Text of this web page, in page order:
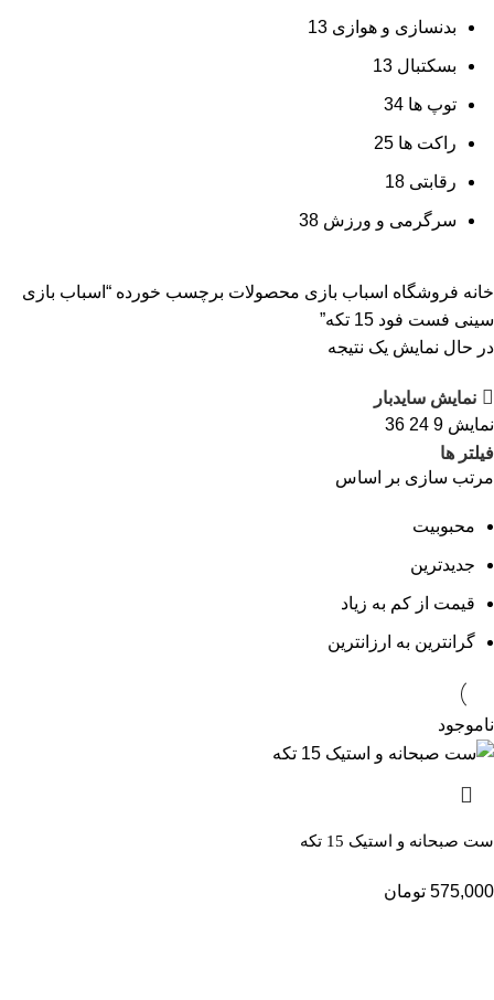
بدنسازی و هوازی 13
بسکتبال 13
توپ ها 34
راکت ها 25
رقابتی 18
سرگرمی و ورزش 38
خانه فروشگاه اسباب بازی محصولات برچسب خورده “اسباب بازی
سینی فست فود 15 تکه”
در حال نمایش یک نتیجه
نمایش سایدبار
نمایش 9
24
36
فیلتر ها
مرتب سازی بر اساس
محبوبیت
جدیدترین
قیمت از کم به زیاد
گرانترین به ارزانترین
ناموجود
ست صبحانه و استیک 15 تکه
575,000 تومان